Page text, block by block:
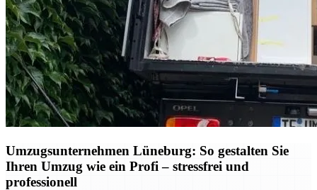
Umzugsunternehmen Lüneburg: So gestalten Sie
Ihren Umzug wie ein Profi – stressfrei und
professionell